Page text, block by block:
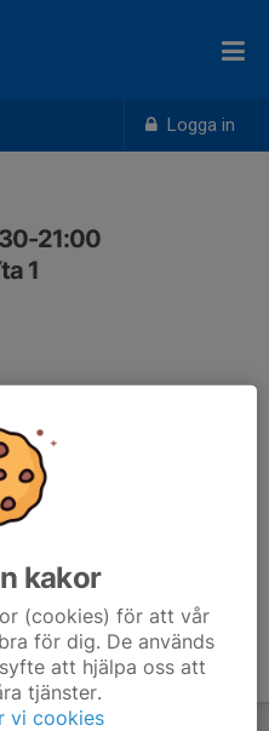
Logga in
21:00
1
kakor
(cookies) för att vår
för dig. De används
att hjälpa oss att
tjänster.
vi cookies